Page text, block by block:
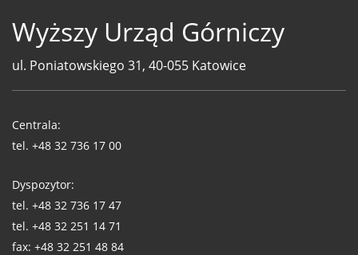
Wyższy Urząd Górniczy
ul. Poniatowskiego 31, 40-055 Katowice
WUG
Centrala:
tel. +48 32 736 17 00
Dyspozytor:
tel. +48 32 736 17 47
tel. +48 32 251 14 71
fax: +48 32 251 48 84